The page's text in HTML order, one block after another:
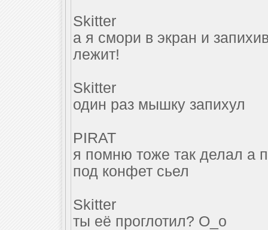
Skitter
а я смори в экран и
лежит!
Skitter
один раз мышку запихул
PIRAT
я помню тоже так делал а
под конфет сьел
Skitter
ты её проглотил? О_о